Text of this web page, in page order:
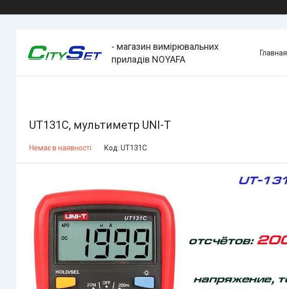
- магазин вимірювальних
приладів NOYAFA
Главная
UT131C, мультиметр UNI-T
Немає в наявності Код: UT131С